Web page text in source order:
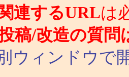
連するURLは
稿/改造の質問
ウィンドウで